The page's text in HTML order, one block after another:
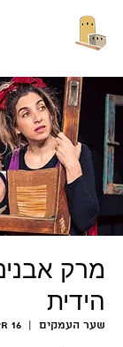
מרק
הידית
16
  |
שער העמקים